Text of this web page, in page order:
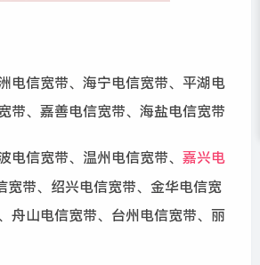
电信宽带、海宁电信宽带、平湖电
带、嘉善电信宽带、海盐电信宽带
电信宽带、温州电信宽带、 嘉兴电
宽带、绍兴电信宽带、金华电信宽
舟山电信宽带、台州电信宽带、丽